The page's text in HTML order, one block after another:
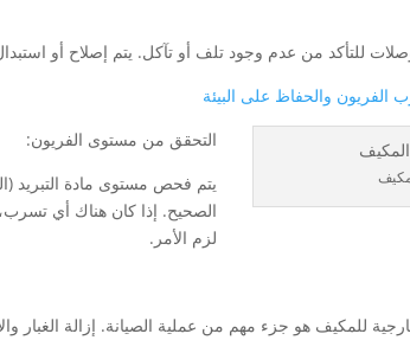
للتأكد من عدم وجود تلف أو تآكل. يتم إصلاح أو
الفريون والحفاظ على البيئة
التحقق من مستوى الفريون:
يتم فحص مستوى مادة التبريد
الصحيح. إذا كان هناك أي
لزم الأمر.
للمكيف هو جزء مهم من عملية الصيانة. إزالة